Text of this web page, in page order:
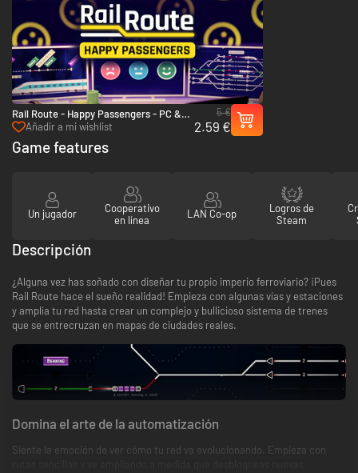
Rail Route - Happy Passengers - PC &
Mac (Steam)
Añadir a mi wishlist
5 €
2.59 €
Game features
Un jugador
Cooperativo
en línea
LAN Co-op
Logros de
Steam
Descripción
¿Alguna vez has soñado con diseñar tu propio imperio ferroviario? ¡Pues
Rail Route hace el sueño realidad! Empieza con algunas vías y estaciones
y amplía tu red hasta crear un complejo y bullicioso sistema de trenes
que se entrecruzan en mapas de ciudades reales.
Domina el arte de la automatización
Siente la emoción de ver cómo tu red va evolucionando. Empieza con